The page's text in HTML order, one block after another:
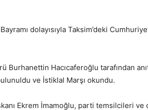
dolayısıyla Taksim’deki
Burhanettin Hacıcaferoğlu tarafından
ve İstiklal Marşı okundu.
Ekrem İmamoğlu, parti temsilcileri ve